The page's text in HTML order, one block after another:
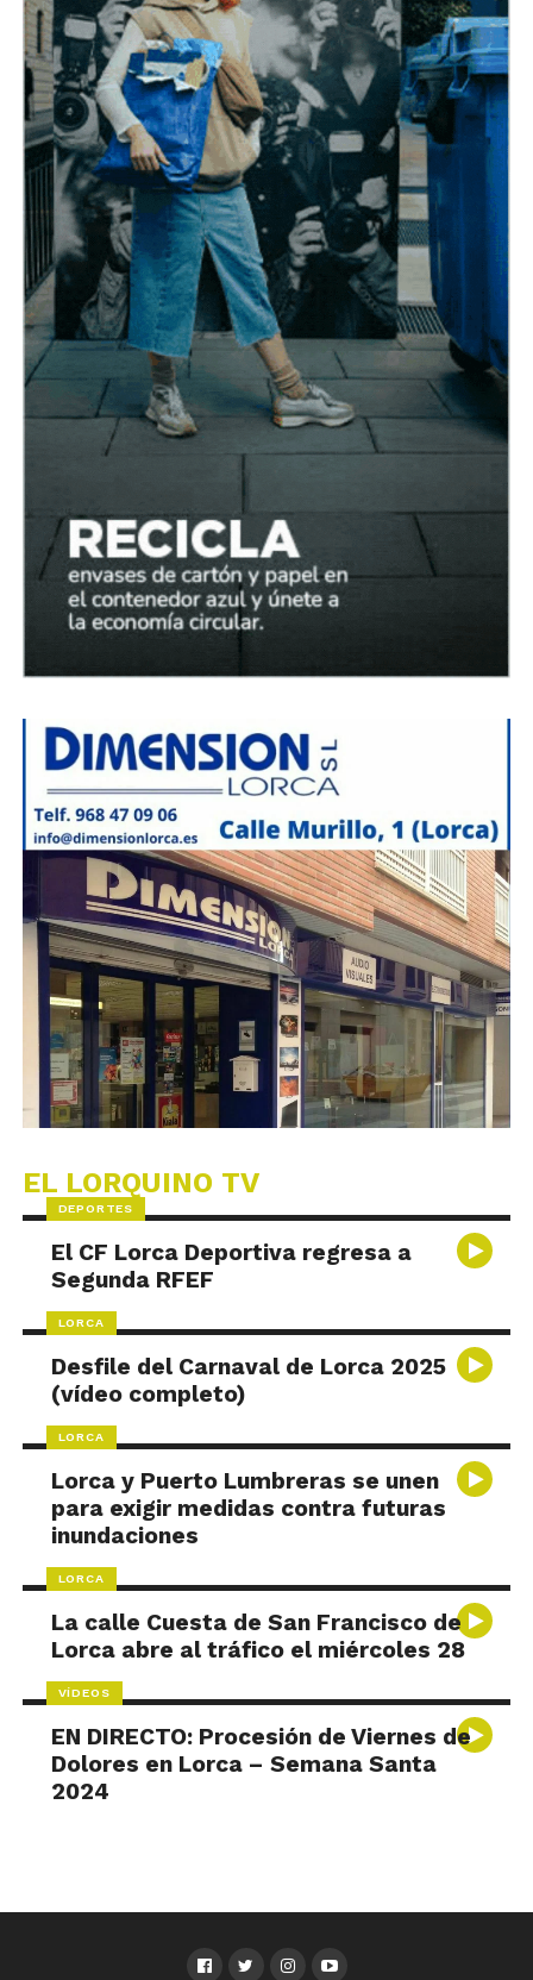
EL LORQUINO TV
DEPORTES
El CF Lorca Deportiva regresa a
Segunda RFEF
LORCA
Desfile del Carnaval de Lorca 2025
(vídeo completo)
LORCA
Lorca y Puerto Lumbreras se unen
para exigir medidas contra futuras
inundaciones
LORCA
La calle Cuesta de San Francisco de
Lorca abre al tráfico el miércoles 28
VÍDEOS
EN DIRECTO: Procesión de Viernes de
Dolores en Lorca – Semana Santa
2024